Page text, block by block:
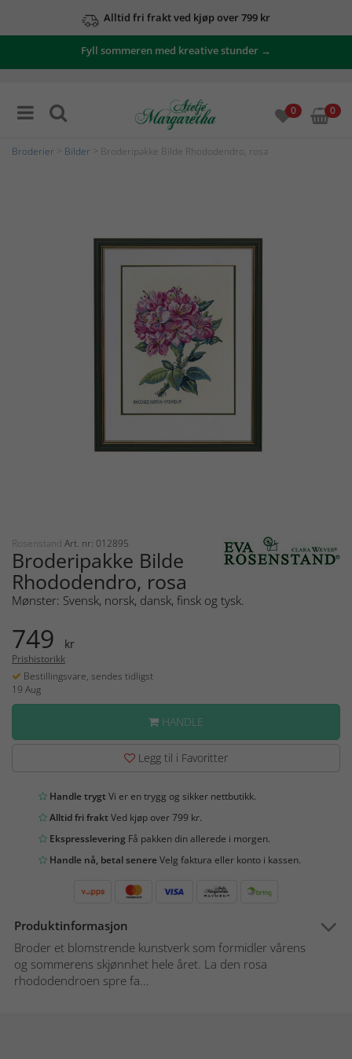
Alltid fri frakt ved kjøp over 799 kr
Fyll sommeren med kreative stunder →
0 0
Broderier Bilder > Broderipakke Bilde Rhododendro, rosa
Rosenstand Art. nr: 012895
Broderipakke Bilde
Rhododendro, rosa
Mønster: Svensk, norsk, dansk, finsk og tysk.
749 kr
Prishistorikk
Bestillingsvare, sendes tidligst
19 Aug
HANDLE
Legg til i Favoritter
Handle trygtVi er en trygg og sikker nettbutikk.
Alltid fri fraktVed kjøp over 799 kr.
Ekspresslevering Få pakken din allerede i morgen.
Handle nå, betal senereVelg faktura eller konto i kassen.
Produktinformasjon
Broder et blomstrende kunstverk som formidler vårens
og sommerens skjønnhet hele året. La den rosa
rhododendroen spre fa...